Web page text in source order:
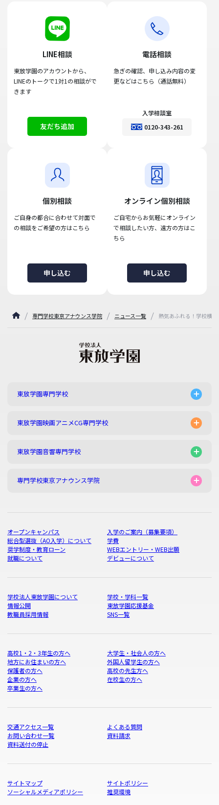
LINE相談
東放学園のアカウントから、
LINEのトークで1対1の相談がで
きます
友だち追加
電話相談
急ぎの確認、申し込み内容の変
更などはこちら（通話無料）
入学相談室
0120-343-261
個別相談
ご自身の都合に合わせて対面で
の相談をご希望の方はこちら
申し込む
オンライン個別相談
ご自宅からお気軽にオンライン
で相談したい方、遠方の方はこ
ちら
申し込む
専門学校東京アナウンス学院 ニュース一覧 熱気あふれる！学校横
東放学園専門学校
東放学園映画アニメCG専門学校
東放学園音響専門学校
専門学校東京アナウンス学院
オープンキャンパス
入学のご案内（募集要項）
総合型選抜（AO入学）について
学費
奨学制度・教育ローン
WEBエントリー・WEB出願
就職について
デビューについて
学校法人東放学園について
学校・学科一覧
情報公開
東放学園応援基金
教職員採用情報
SNS一覧
高校1・2・3年生の方へ
大学生・社会人の方へ
地方にお住まいの方へ
外国人留学生の方へ
保護者の方へ
高校の先生方へ
企業の方へ
在校生の方へ
卒業生の方へ
交通アクセス一覧
よくある質問
お問い合わせ一覧
資料請求
資料送付の停止
サイトマップ
サイトポリシー
ソーシャルメディアポリシー
推奨環境